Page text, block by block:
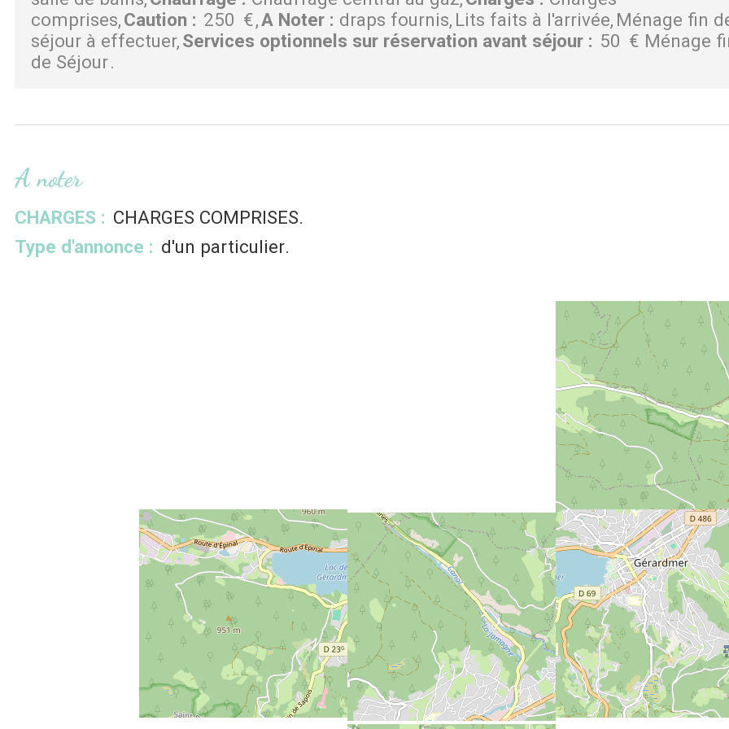
comprises Caution : 250 € A Noter : draps fournis Lits faits à l'arrivée Ménage fin
séjour à effectuer Services optionnels sur réservation avant séjour : 50 € Ménage
de Séjour
A noter
CHARGES : CHARGES COMPRISES
Type d'annonce : d'un particulier